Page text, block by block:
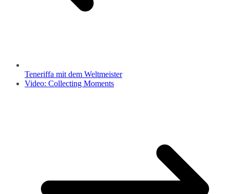
Teneriffa mit dem Weltmeister
Video: Collecting Moments